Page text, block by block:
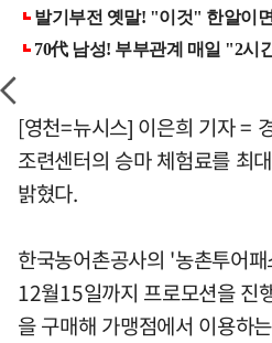
[영천=뉴시스] 이은희 기자 =
조련센터의 승마 체험료를 최
밝혔다.
한국농어촌공사의 '농촌투어
12월15일까지 프로모션을 진
을 구매해 가맹점에서 이용하